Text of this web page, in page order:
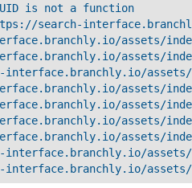
is not a function
search-
assets/
assets/
assets/
assets/
assets/
assets/